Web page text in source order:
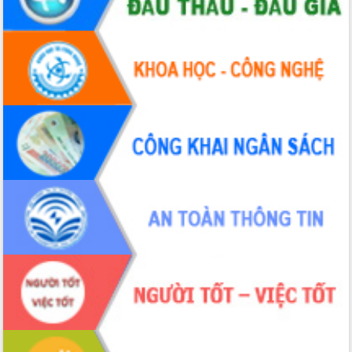
Đoàn thanh tra EC
Chủ tịch UBND tỉnh Tạ Anh Tuấn thăm,
chúc mừng các bệnh viện nhân Ngày
Thầy thuốc Việt Nam
Rộn ràng lễ hội truyền thống Sông
nước Đà Nông lần thứ I năm 2026
Kỳ họp Chuyên đề lần thứ Năm, HĐND
tỉnh Đắk Lắk thông qua các nghị quyết
quan trọng
Thống nhất danh sách giới thiệu ứng
cử đại biểu Quốc hội khoá XVI và đại
biểu HĐND tỉnh Đắk Lắk, nhiệm kỳ
2026-2031
Phát động hai phong trào thi đua quan
trọng trong kỷ nguyên mới
Hội nghị lần thứ tư Ban Chỉ đạo công
tác bầu cử tỉnh Đắk Lắk
Hội nghị Báo cáo viên Trung ương
tháng 01/2026
Phó Thủ tướng Hồ Quốc Dũng đánh giá